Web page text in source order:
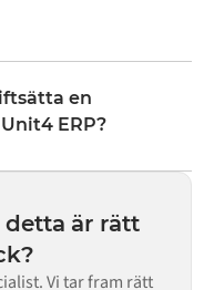
Alumios
system förväntar
via ett visuellt
inklusive
inte
en
ERP?
antalet
tillgängliga i
detta är rätt
Vi tar fram rätt